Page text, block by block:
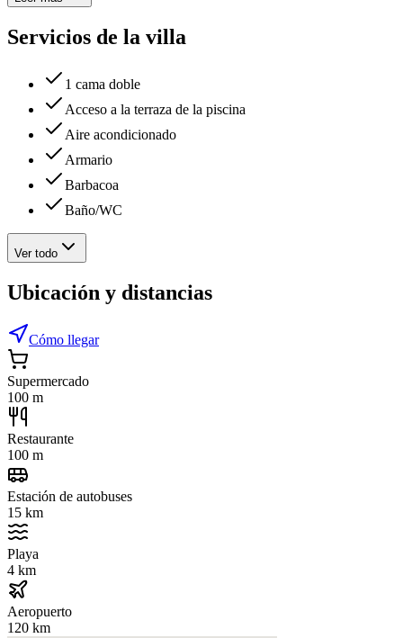
Servicios de la villa
1 cama doble
Acceso a la terraza de la piscina
Aire acondicionado
Armario
Barbacoa
Baño/WC
Ver todo
Ubicación y distancias
Cómo llegar
Supermercado
100 m
Restaurante
100 m
Estación de autobuses
15 km
Playa
4 km
Aeropuerto
120 km